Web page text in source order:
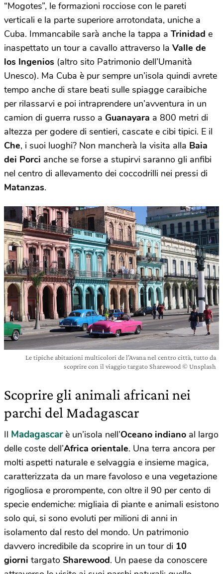
“Mogotes”, le formazioni rocciose con le pareti
verticali e la parte superiore arrotondata, uniche a
Cuba. Immancabile sarà anche la tappa a Trinidad e
inaspettato un tour a cavallo attraverso la Valle de
los Ingenios (altro sito Patrimonio dell’Umanità
Unesco). Ma Cuba è pur sempre un’isola quindi avrete
tempo anche di stare beati sulle spiagge caraibiche
per rilassarvi e poi intraprendere un’avventura in un
camion di guerra russo a Guanayara a 800 metri di
altezza per godere di sentieri, cascate e cibi tipici. E il
Che, i suoi luoghi? Non mancherà la visita alla Baia
dei Porci anche se forse a stupirvi saranno gli anfibi
nel centro di allevamento dei coccodrilli nei pressi di
Matanzas.
Le tipiche abitazioni multicolori de l’Avana nel centro città, tutto da
scoprire con il viaggio targato Sharewood © Unsplash
Scoprire gli animali africani nei
parchi del Madagascar
Il Madagascarè un’isola nell’Oceano indiano al largo
delle coste dell’Africa orientale. Una terra ancora per
molti aspetti naturale e selvaggia e insieme magica,
caratterizzata da un mare favoloso e una vegetazione
rigogliosa e prorompente, con oltre il 90 per cento di
specie endemiche: migliaia di piante e animali esistono
solo qui, si sono evoluti per milioni di anni in
isolamento dal resto del mondo. Un patrimonio
davvero incredibile da scoprire in un tour di 10
giorni targato Sharewood. Un paese da conoscere